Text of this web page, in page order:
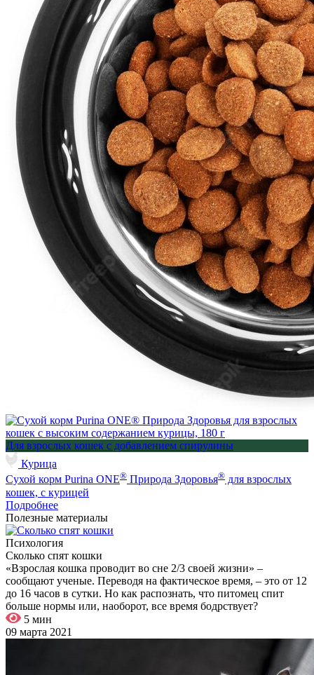
Для взрослых кошек с добавлением спирулины
Курица
Сухой корм Purina ONE® Природа Здоровья® для взрослых
кошек, с курицей
Подробнее
Полезные материалы
Психология
Сколько спят кошки
«Взрослая кошка проводит во сне 2/3 своей жизни» –
сообщают ученые. Переводя на фактическое время, – это от 12
до 16 часов в сутки. Но как распознать, что питомец спит
больше нормы или, наоборот, все время бодрствует?
5 мин
09 марта 2021